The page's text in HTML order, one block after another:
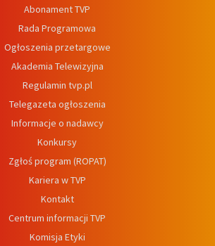
Abonament TVP
Rada Programowa
Ogłoszenia przetargowe
Akademia Telewizyjna
Regulamin tvp.pl
Telegazeta ogłoszenia
Informacje o nadawcy
Konkursy
Zgłoś program (ROPAT)
Kariera w TVP
Kontakt
Centrum informacji TVP
Komisja Etyki